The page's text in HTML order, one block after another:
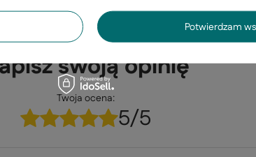
swoją opinię
Twoja ocena:
5/5
Potwierdzam